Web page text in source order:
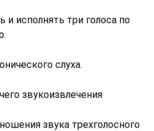
и исполнять три голоса по
слуха.
звукоизвлечения
звука трехголосного